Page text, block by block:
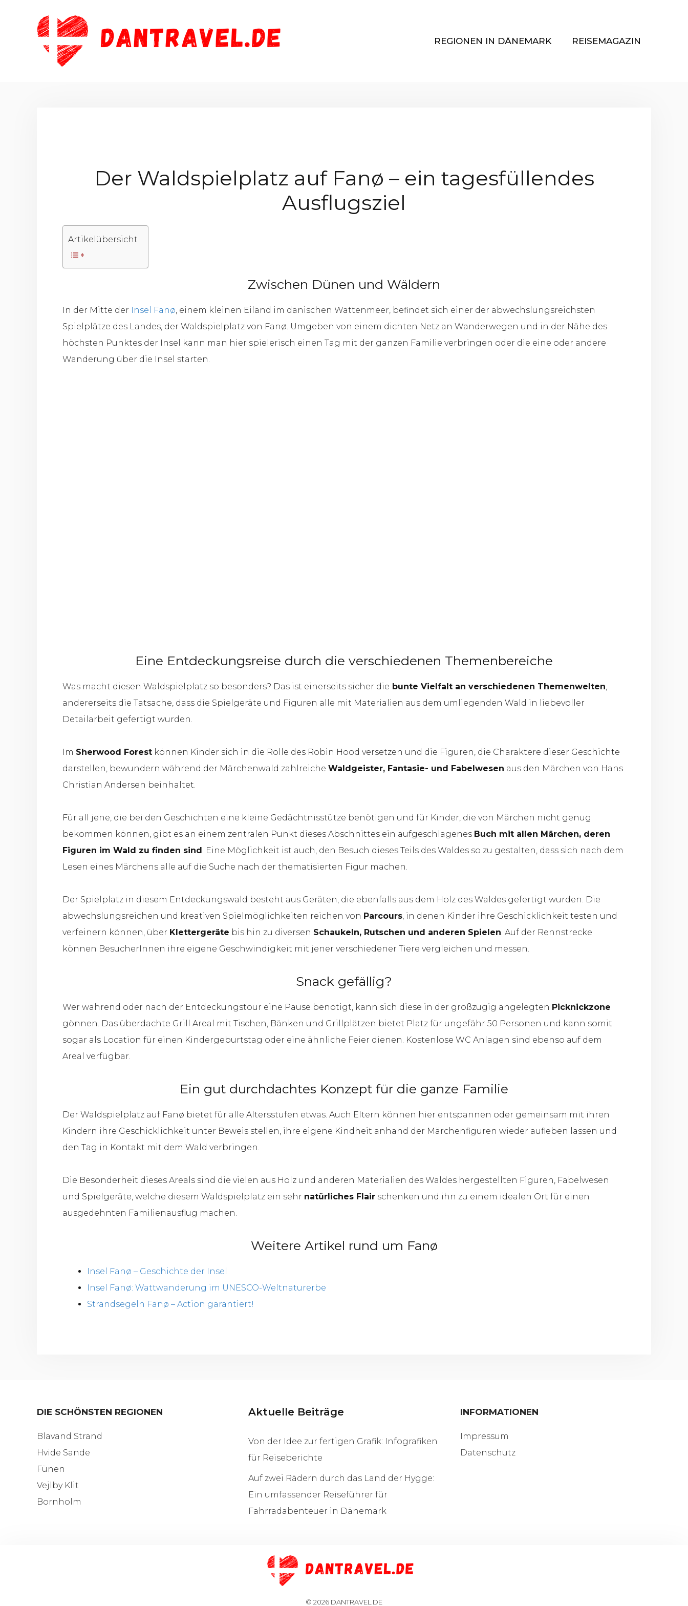
springen
REGIONEN IN DÄNEMARK REISEMAGAZIN
Der Waldspielplatz auf Fanø – ein tagesfüllendes
Ausflugsziel
Artikelübersicht
Zwischen Dünen und Wäldern
In der Mitte der Insel Fanø, einem kleinen Eiland im dänischen Wattenmeer, befindet sich einer der abwechslungsreichsten
Spielplätze des Landes, der Waldspielplatz von Fanø. Umgeben von einem dichten Netz an Wanderwegen und in der Nähe des
höchsten Punktes der Insel kann man hier spielerisch einen Tag mit der ganzen Familie verbringen oder die eine oder andere
Wanderung über die Insel starten.
Eine Entdeckungsreise durch die verschiedenen Themenbereiche
Was macht diesen Waldspielplatz so besonders? Das ist einerseits sicher die bunte Vielfalt an verschiedenen Themenwelten,
andererseits die Tatsache, dass die Spielgeräte und Figuren alle mit Materialien aus dem umliegenden Wald in liebevoller
Detailarbeit gefertigt wurden.
Im Sherwood Forest können Kinder sich in die Rolle des Robin Hood versetzen und die Figuren, die Charaktere dieser Geschichte
darstellen, bewundern während der Märchenwald zahlreiche Waldgeister, Fantasie- und Fabelwesen aus den Märchen von Hans
Christian Andersen beinhaltet.
Für all jene, die bei den Geschichten eine kleine Gedächtnisstütze benötigen und für Kinder, die von Märchen nicht genug
bekommen können, gibt es an einem zentralen Punkt dieses Abschnittes ein aufgeschlagenes Buch mit allen Märchen, deren
Figuren im Wald zu finden sind. Eine Möglichkeit ist auch, den Besuch dieses Teils des Waldes so zu gestalten, dass sich nach dem
Lesen eines Märchens alle auf die Suche nach der thematisierten Figur machen.
Der Spielplatz in diesem Entdeckungswald besteht aus Geräten, die ebenfalls aus dem Holz des Waldes gefertigt wurden. Die
abwechslungsreichen und kreativen Spielmöglichkeiten reichen von Parcours, in denen Kinder ihre Geschicklichkeit testen und
verfeinern können, über Klettergeräte bis hin zu diversen Schaukeln, Rutschen und anderen Spielen. Auf der Rennstrecke
können BesucherInnen ihre eigene Geschwindigkeit mit jener verschiedener Tiere vergleichen und messen.
Snack gefällig?
Wer während oder nach der Entdeckungstour eine Pause benötigt, kann sich diese in der großzügig angelegten Picknickzone
gönnen. Das überdachte Grill Areal mit Tischen, Bänken und Grillplätzen bietet Platz für ungefähr 50 Personen und kann somit
sogar als Location für einen Kindergeburtstag oder eine ähnliche Feier dienen. Kostenlose WC Anlagen sind ebenso auf dem
Areal verfügbar.
Ein gut durchdachtes Konzept für die ganze Familie
Der Waldspielplatz auf Fanø bietet für alle Altersstufen etwas. Auch Eltern können hier entspannen oder gemeinsam mit ihren
Kindern ihre Geschicklichkeit unter Beweis stellen, ihre eigene Kindheit anhand der Märchenfiguren wieder aufleben lassen und
den Tag in Kontakt mit dem Wald verbringen.
Die Besonderheit dieses Areals sind die vielen aus Holz und anderen Materialien des Waldes hergestellten Figuren, Fabelwesen
und Spielgeräte, welche diesem Waldspielplatz ein sehr natürliches Flair schenken und ihn zu einem idealen Ort für einen
ausgedehnten Familienausflug machen.
Weitere Artikel rund um Fanø
Insel Fanø – Geschichte der Insel
Insel Fanø: Wattwanderung im UNESCO-Weltnaturerbe
Strandsegeln Fanø – Action garantiert!
DIE SCHÖNSTEN REGIONEN
Blavand Strand
Hvide Sande
Fünen
Vejlby Klit
Bornholm
Aktuelle Beiträge
Von der Idee zur fertigen Grafik: Infografiken
für Reiseberichte
Auf zwei Rädern durch das Land der Hygge:
Ein umfassender Reiseführer für
Fahrradabenteuer in Dänemark
INFORMATIONEN
Impressum
Datenschutz
© 2026 DANTRAVEL.DE